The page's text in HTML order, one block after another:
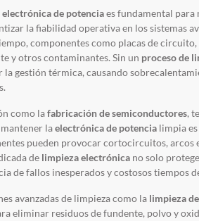
electrónica de potenciaes fundamental
la fiabilidad operativa en los sistemas
componentes como placas de
y otros contaminantes. Sin un proceso de
gestión térmica, causando
como lafabricación de semiconductores,
laelectrónica de potencia limpia
pueden provocar cortocircuitos, arcos
de limpieza electrónica no solo
de fallos inesperados y costosos tiempos
avanzadas de limpieza como la limpieza
eliminar residuos de fundente, polvo y